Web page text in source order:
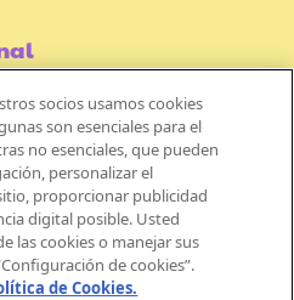
socios usamos cookies
son esenciales para el
no esenciales, que pueden
personalizar el
proporcionar publicidad
digital posible. Usted
las cookies o manejar sus
de cookies”.
de Cookies.